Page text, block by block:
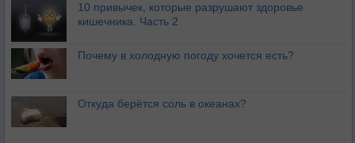
10 привычек, которые разрушают здоровье
кишечника. Часть 2
Почему в холодную погоду хочется есть?
Откуда берётся соль в океанах?